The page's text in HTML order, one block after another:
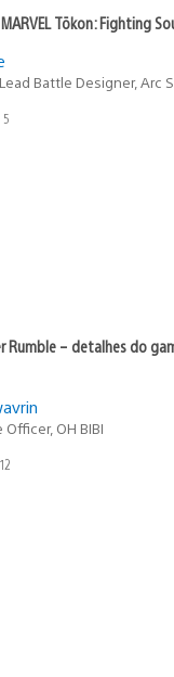
Tōkon: Fighting
Battle Designer, Arc
5
Rumble – detalhes do
OH BIBI
12